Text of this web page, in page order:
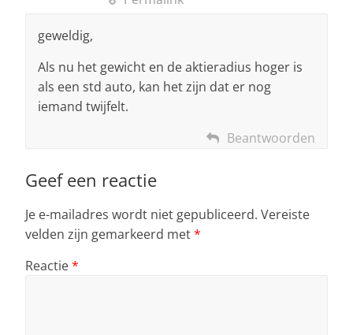
geweldig,
Als nu het gewicht en de aktieradius hoger is
als een std auto, kan het zijn dat er nog
iemand twijfelt.
Beantwoorden
Geef een reactie
Je e-mailadres wordt niet gepubliceerd. Vereiste
velden zijn gemarkeerd met*
Reactie*